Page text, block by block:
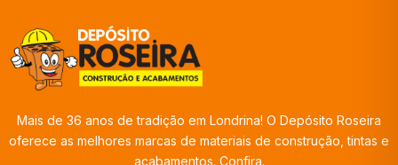
Mais de 36 anos de tradição em Londrina! O Depósito Roseira
oferece as melhores marcas de materiais de construção, tintas e
acabamentos. Confira.